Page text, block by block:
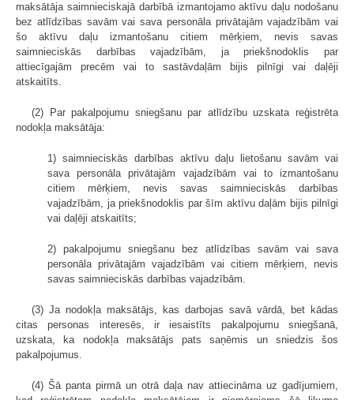
maksātāja saimnieciskajā darbībā izmantojamo aktīvu daļu nodošanu
bez atlīdzības savām vai sava personāla privātajām vajadzībām vai
šo aktīvu daļu izmantošanu citiem mērķiem, nevis savas
saimnieciskās darbības vajadzībām, ja priekšnodoklis par
attiecīgajām precēm vai to sastāvdaļām bijis pilnīgi vai daļēji
atskaitīts.
(2) Par pakalpojumu sniegšanu par atlīdzību uzskata reģistrēta
nodokļa maksātāja:
1) saimnieciskās darbības aktīvu daļu lietošanu savām vai
sava personāla privātajām vajadzībām vai to izmantošanu
citiem mērķiem, nevis savas saimnieciskās darbības
vajadzībām, ja priekšnodoklis par šīm aktīvu daļām bijis pilnīgi
vai daļēji atskaitīts;
2) pakalpojumu sniegšanu bez atlīdzības savām vai sava
personāla privātajām vajadzībām vai citiem mērķiem, nevis
savas saimnieciskās darbības vajadzībām.
(3) Ja nodokļa maksātājs, kas darbojas savā vārdā, bet kādas
citas personas interesēs, ir iesaistīts pakalpojumu sniegšanā,
uzskata, ka nodokļa maksātājs pats saņēmis un sniedzis šos
pakalpojumus.
(4) Šā panta pirmā un otrā daļa nav attiecināma uz gadījumiem,